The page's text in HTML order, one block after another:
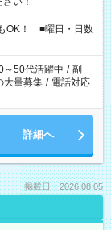
OK！ ■曜日・日数
～50代活躍中 / 副
大量募集 / 電話対応
詳細へ
掲載日：2026.08.05